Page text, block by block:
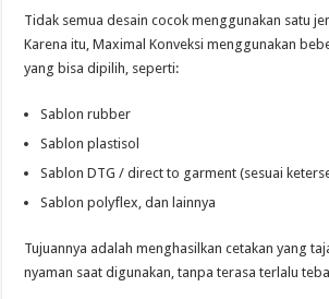
Tidak semua desain cocok menggunakan satu
Karena itu, Maximal Konveksi menggunakan
yang bisa dipilih, seperti:
Sablon rubber
Sablon plastisol
Sablon DTG / direct to garment (sesuai
Sablon polyflex, dan lainnya
Tujuannya adalah menghasilkan cetakan yang
nyaman saat digunakan, tanpa terasa terlalu